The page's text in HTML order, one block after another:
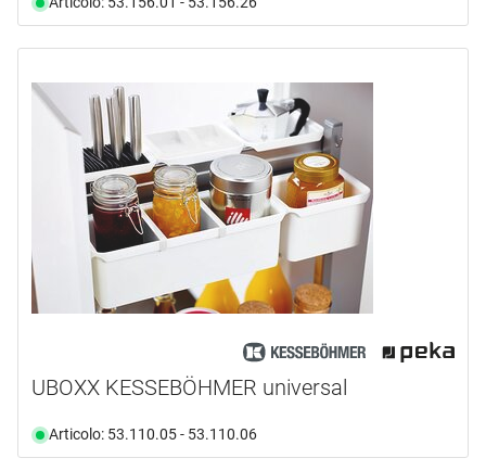
UBOXX KESSEBÖHMER universal
Articolo: 53.110.05 - 53.110.06